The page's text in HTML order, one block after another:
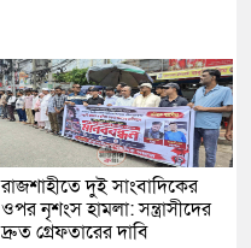
রাজশাহীতে দুই সাংবাদিকের
ওপর নৃশংস হামলা: সন্ত্রাসীদের
দ্রুত গ্রেফতারের দাবি